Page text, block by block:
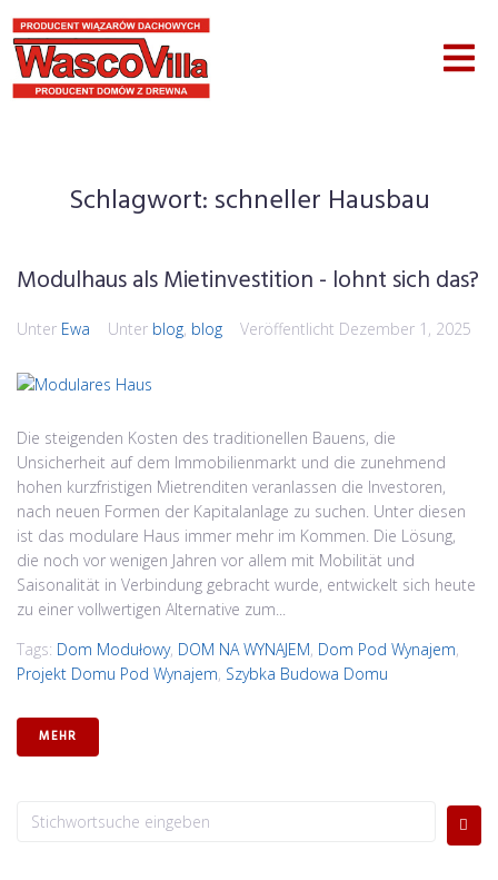
Schlagwort: schneller Hausbau
Modulhaus als Mietinvestition - lohnt sich das?
Unter Ewa Unter blog, blog Veröffentlicht Dezember 1, 2025
Die steigenden Kosten des traditionellen Bauens, die
Unsicherheit auf dem Immobilienmarkt und die zunehmend
hohen kurzfristigen Mietrenditen veranlassen die Investoren,
nach neuen Formen der Kapitalanlage zu suchen. Unter diesen
ist das modulare Haus immer mehr im Kommen. Die Lösung,
die noch vor wenigen Jahren vor allem mit Mobilität und
Saisonalität in Verbindung gebracht wurde, entwickelt sich heute
zu einer vollwertigen Alternative zum...
Tags: Dom Modułowy, DOM NA WYNAJEM, Dom Pod Wynajem,
Projekt Domu Pod Wynajem, Szybka Budowa Domu
MEHR